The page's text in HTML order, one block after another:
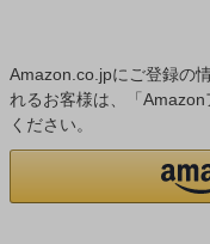
Amazon.co.jpにご登録の
れるお客様は、「
ください。